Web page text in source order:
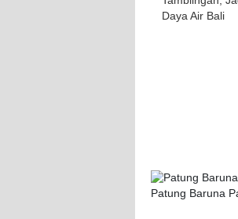
Patung Baruna